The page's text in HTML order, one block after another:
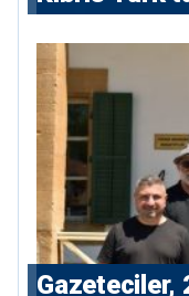
Gazeteciler,